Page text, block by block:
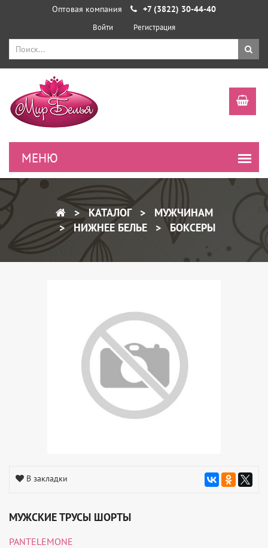
Оптовая компания +7 (3822) 30-44-40
Войти Регистрация
КАТАЛОГ
МУЖЧИНАМ
НИЖНЕЕ БЕЛЬЕ
БОКСЕРЫ
В закладки
МУЖСКИЕ ТРУСЫ ШОРТЫ
PANTELEMONE